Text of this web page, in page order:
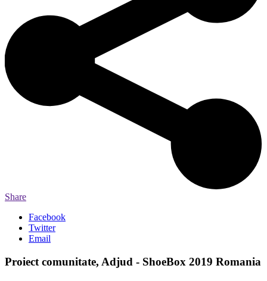
Share
Facebook
Twitter
Email
Proiect comunitate, Adjud - ShoeBox 2019 Romania